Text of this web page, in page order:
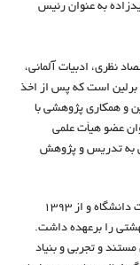
به عنوان رئیس
رشته اقتصاد نظری، ادبیات آلمانی،
برلین است که پس از اخذ
و همکاری پژوهشی با
عضو هیأت علمی
به تدریس و پژوهش
فریدزاده از سال ۱۳۹۲ مدیریت مرکز چاپ و انتشارات دانشگاه و از ۱۳۹۳
را برعهده داشت.
و تجربی و بنیاد